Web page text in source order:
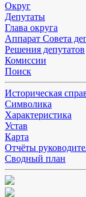
Округ
Депутаты
Глава округа
Аппарат Совета
Решения депутатов
Комиссии
Поиск
Историческая
Символика
Характеристика
Устав
Карта
Отчёты
Сводный план